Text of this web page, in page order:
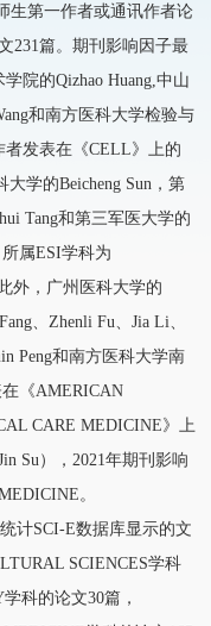
第一作者或通讯作者论
231篇。期刊影响因子最
院的Qizhao Huang,中山
和南方医科大学检验与
者发表在《CELL》上的
学的Beicheng Sun，第
Tang和第三军医大学的
属ESI学科为
外，广州医科大学的
、Zhenli Fu、Jia Li、
Peng和南方医科大学南
《AMERICAN
CARE MEDICINE》上
Su），2021年期刊影响
。
计SCI-E数据库显示的文
SCIENCES学科
科的论文30篇，